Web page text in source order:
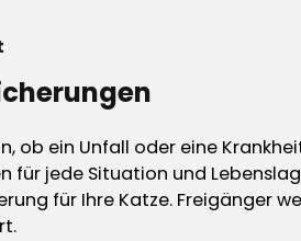
ob ein Unfall oder eine
für jede Situation und
für Ihre Katze. Freigänger